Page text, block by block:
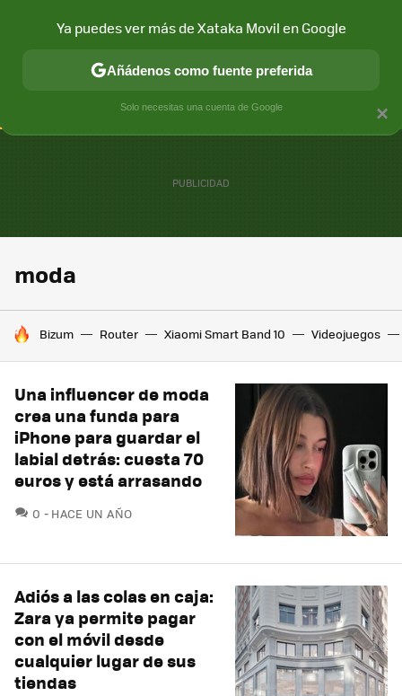
CONECTIVIDAD MÓVIL Y SOCIEDAD APLICACIONES
moda
HOY SE HABLA DE
Bizum Router Xiaomi Smart Band 10 Videojuegos
Una influencer de moda
crea una funda para
iPhone para guardar el
labial detrás: cuesta 70
euros y está arrasando
0 COMENTARIOS
HACE UN AÑO
Adiós a las colas en caja:
Zara ya permite pagar
con el móvil desde
cualquier lugar de sus
tiendas
×
Ya puedes ver más de Xataka Movil en Google
Añádenos como fuente preferida
Solo necesitas una cuenta de Google